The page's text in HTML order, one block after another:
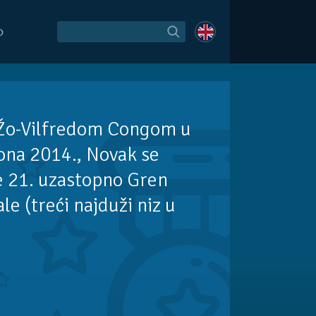
Vilfredom Congom u
2014., Novak se
21. uzastopno Gren
(treći najduži niz u